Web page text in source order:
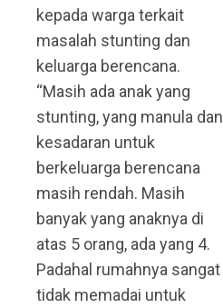
kepada warga terkait
masalah stunting dan
keluarga berencana.
“Masih ada anak yang
stunting, yang manula dan
kesadaran untuk
berkeluarga berencana
masih rendah. Masih
banyak yang anaknya di
atas 5 orang, ada yang 4.
Padahal rumahnya sangat
tidak memadai untuk